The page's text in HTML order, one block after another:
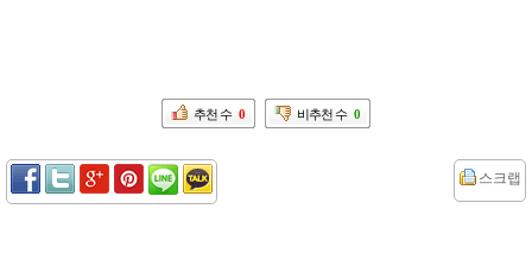
추천 수 0 비추천 수 0
스크랩